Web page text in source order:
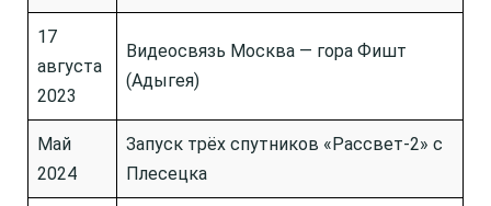
17
августа
2023
Видеосвязь Москва — гора Фишт
(Адыгея)
Май
2024
Запуск трёх спутников «Рассвет-2» с
Плесецка